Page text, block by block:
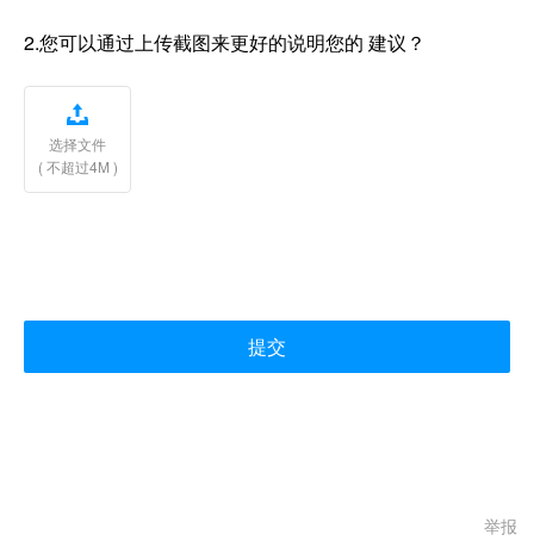
2.您可以通过上传截图来更好的说明您的 建议？

选择文件
( 不超过4M )
提交
举报